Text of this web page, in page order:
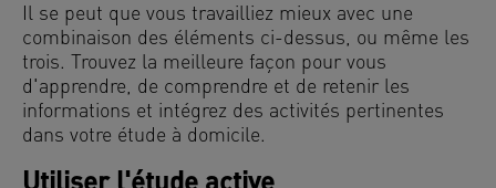
Il se peut que vous travailliez mieux avec une
combinaison des éléments ci-dessus, ou même les
trois. Trouvez la meilleure façon pour vous
d'apprendre, de comprendre et de retenir les
informations et intégrez des activités pertinentes
dans votre étude à domicile.